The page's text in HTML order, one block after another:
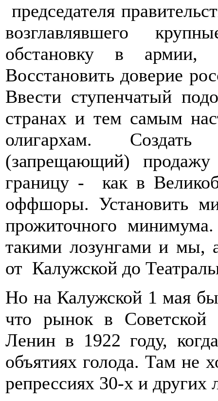
председателя
возглавлявшего
обстановку в армии,
Восстановить доверие
Ввести ступенчатый
странах и тем самым
олигархам. Создать
(запрещающий) продажу
границу - как в
оффшоры. Установить
прожиточного
такими лозунгами и мы,
от Калужской до
Но на Калужской 1 мая
что рынок в
Ленин в 1922 году,
объятиях голода. Там не
репрессиях 30-х и других